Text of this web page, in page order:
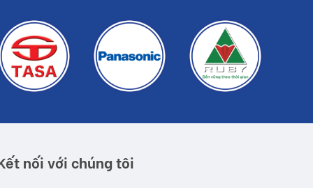
nối với chúng tôi